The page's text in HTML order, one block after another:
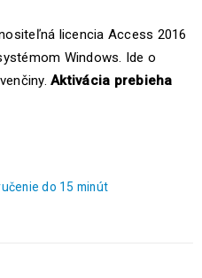
licencia Access 2016
Windows. Ide o
Aktivácia prebieha
do 15 minút